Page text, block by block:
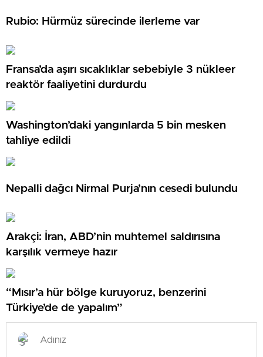
Rubio: Hürmüz sürecinde ilerleme var
Fransa’da aşırı sıcaklıklar sebebiyle 3 nükleer
reaktör faaliyetini durdurdu
Washington’daki yangınlarda 5 bin mesken
tahliye edildi
Nepalli dağcı Nirmal Purja’nın cesedi bulundu
Arakçi: İran, ABD’nin muhtemel saldırısına
karşılık vermeye hazır
“Mısır’a hür bölge kuruyoruz, benzerini
Türkiye’de de yapalım”